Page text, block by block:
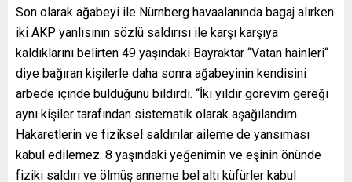
Son olarak ağabeyi ile Nürnberg havaalanında bagaj alırken
iki AKP yanlısının sözlü saldırısı ile karşı karşıya
kaldıklarını belirten 49 yaşındaki Bayraktar “Vatan hainleri“
diye bağıran kişilerle daha sonra ağabeyinin kendisini
arbede içinde bulduğunu bildirdi. “İki yıldır görevim gereği
aynı kişiler tarafından sistematik olarak aşağılandım.
Hakaretlerin ve fiziksel saldırılar aileme de yansıması
kabul edilemez. 8 yaşındaki yeğenimin ve eşinin önünde
fiziki saldırı ve ölmüş anneme bel altı küfürler kabul